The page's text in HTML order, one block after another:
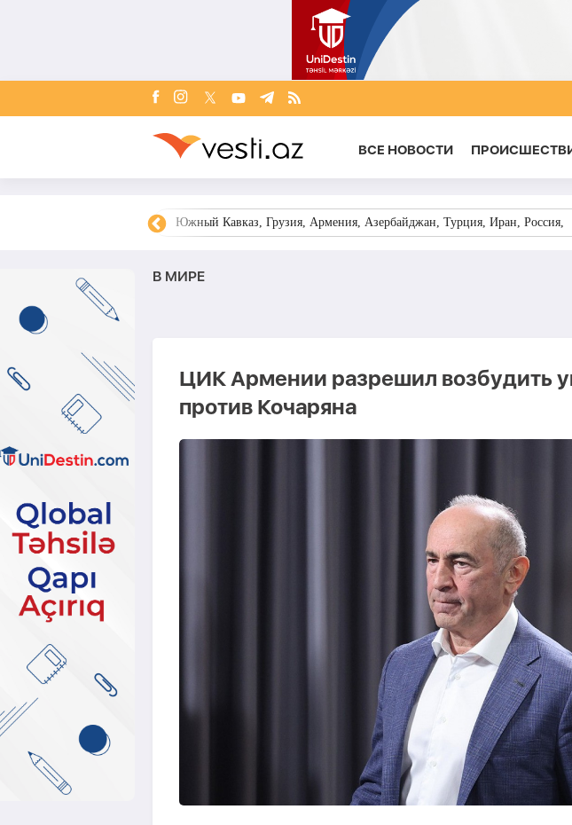
ВСЕ НОВОСТИ
Южный Кавказ, Грузия, Армения, Азербайджан, Турция, Иран, Россия,
В МИРЕ
ЦИК Армении разрешил возбудить
против Кочаряна